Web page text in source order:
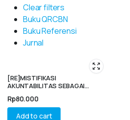
Clear filters
Buku QRCBN
Buku Referensi
Jurnal
[RE]MISTIFIKASI
AKUNTABILITAS SEBAGAI
Rp80.000
Add to cart